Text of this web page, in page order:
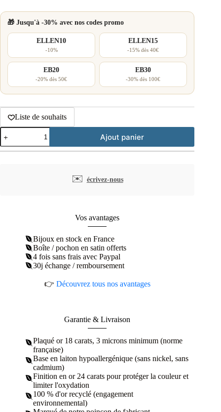
🎁 Jusqu'à -30% avec nos codes promo
ELLEN10
-10%
ELLEN15
-15% dès 40€
EB20
-20% dès 50€
EB30
-30% dès 100€
Liste de souhaits
quantité
de
Bracelet
Ajout panier
✉️ écrivez-nous
Vos avantages
Bijoux en stock en France
Boîte / pochon en satin offerts
4 fois sans frais avec Paypal
30j échange / remboursement
👉 Découvrez tous nos avantages
Garantie & Livraison
Plaqué or 18 carats, 3 microns minimum (norme
française)
Base en laiton hypoallergénique (sans nickel, sans
cadmium)
Finition en or 24 carats pour protéger la couleur et
limiter l'oxydation
100 % d'or recyclé (engagement
environnemental)